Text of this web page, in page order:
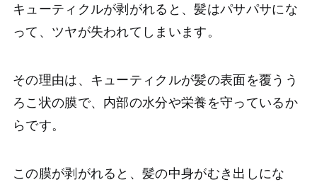
キューティクルが剥がれると、髪はパサパサにな
って、ツヤが失われてしまいます。
その理由は、キューティクルが髪の表面を覆うう
ろこ状の膜で、内部の水分や栄養を守っているか
らです。
この膜が剥がれると、髪の中身がむき出しにな